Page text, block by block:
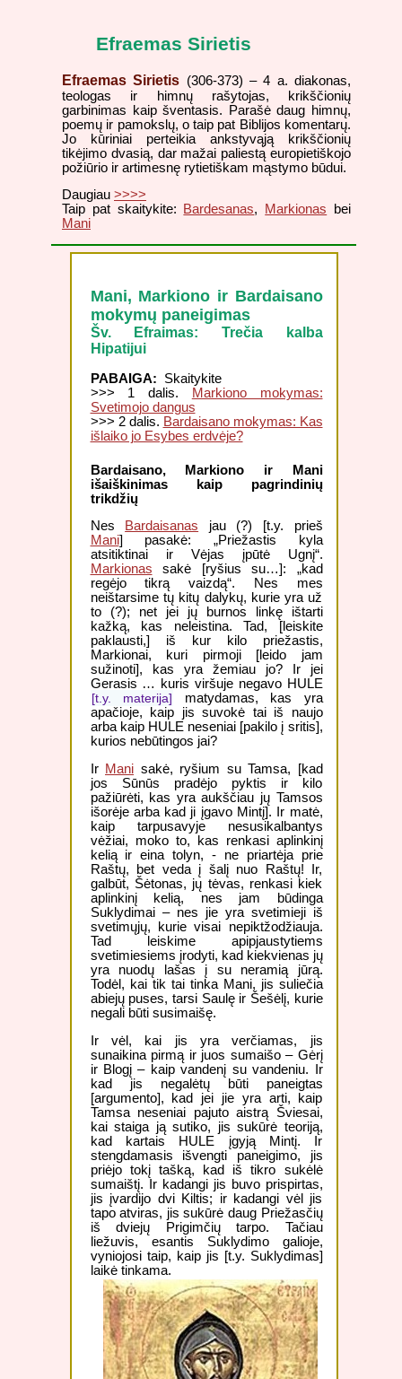
Efraemas Sirietis
Efraemas Sirietis (306-373) – 4 a. diakonas,
teologas ir himnų rašytojas, krikščionių
garbinimas kaip šventasis. Parašė daug himnų,
poemų ir pamokslų, o taip pat Biblijos komentarų.
Jo kūriniai perteikia ankstyvąją krikščionių
tikėjimo dvasią, dar mažai paliestą europietiškojo
požiūrio ir artimesnę rytietiškam mąstymo būdui.
Daugiau >>>>
Taip pat skaitykite: Bardesanas, Markionas bei
Mani
Mani, Markiono ir Bardaisano
mokymų paneigimas
Šv. Efraimas: Trečia kalba
Hipatijui
PABAIGA: Skaitykite
>>> 1 dalis.
Markiono mokymas:
Svetimojo dangus
>>> 2 dalis. Bardaisano mokymas: Kas
išlaiko jo Esybes erdvėje?
Bardaisano, Markiono ir Mani
išaiškinimas kaip pagrindinių
trikdžių
Nes
Bardaisanas jau (?) [t.y. prieš
Mani] pasakė: „Priežastis kyla
atsitiktinai ir Vėjas įpūtė Ugnį“.
Markionas sakė [ryšius su…]: „kad
regėjo tikrą vaizdą“. Nes mes
neištarsime tų kitų dalykų, kurie yra už
to (?); net jei jų burnos linkę ištarti
kažką, kas neleistina. Tad, [leiskite
paklausti,] iš kur kilo priežastis,
Markionai, kuri pirmoji [leido jam
sužinoti], kas yra žemiau jo? Ir jei
Gerasis … kuris viršuje negavo HULE
[t.y. materija]
matydamas, kas yra
apačioje, kaip jis suvokė tai iš naujo
arba kaip HULE neseniai [pakilo į sritis],
kurios nebūtingos jai?
Ir Mani sakė, ryšium su Tamsa, [kad
jos Sūnūs pradėjo pyktis ir kilo
pažiūrėti, kas yra aukščiau jų Tamsos
išorėje arba kad ji įgavo Mintį]. Ir matė,
kaip tarpusavyje nesusikalbantys
vėžiai, moko to, kas renkasi aplinkinį
kelią ir eina tolyn, - ne priartėja prie
Raštų, bet veda į šalį nuo Raštų! Ir,
galbūt, Šėtonas, jų tėvas, renkasi kiek
aplinkinį kelią, nes jam būdinga
Suklydimai – nes jie yra svetimieji iš
svetimųjų, kurie visai nepiktžodžiauja.
Tad leiskime apipjaustytiems
svetimiesiems įrodyti, kad kiekvienas jų
yra nuodų lašas į su neramią jūrą.
Todėl, kai tik tai tinka Mani, jis suliečia
abiejų puses, tarsi Saulę ir Šešėlį, kurie
negali būti susimaišę.
Ir vėl, kai jis yra verčiamas, jis
sunaikina pirmą ir juos sumaišo – Gėrį
ir Blogį – kaip vandenį su vandeniu. Ir
kad jis negalėtų būti paneigtas
[argumento], kad jei jie yra arti, kaip
Tamsa neseniai pajuto aistrą Šviesai,
kai staiga ją sutiko, jis sukūrė teoriją,
kad kartais HULE įgyją Mintį. Ir
stengdamasis išvengti paneigimo, jis
priėjo tokį tašką, kad iš tikro sukėlė
sumaištį. Ir kadangi jis buvo prispirtas,
jis įvardijo dvi Kiltis; ir kadangi vėl jis
tapo atviras, jis sukūrė daug Priežasčių
iš dviejų Prigimčių tarpo. Tačiau
liežuvis, esantis Suklydimo galioje,
vyniojosi taip, kaip jis [t.y. Suklydimas]
laikė tinkama.